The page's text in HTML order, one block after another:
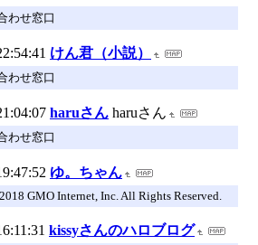
わせ窓口
けん君（小説）
わせ窓口
haruさん haruさん
わせ窓口
ゆ。ちゃん
GMO Internet, Inc. All Rights Reserved.
kissyさんのハロブログ